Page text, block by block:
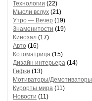
Технологии (22)
Мысли вслух (21)
Утро — Вечер (19)
Знаменитости (19)
Кинозал (17)
Авто (16)
Котоматрица (15)
Дизайн интерьера (14)
Гифки (13)
Мотиваторы/Демотиваторы
Курорты мира (11)
Новости (11)